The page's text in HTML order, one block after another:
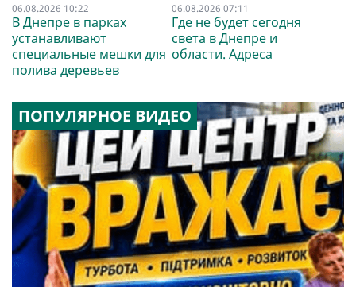
06.08.2026 10:22
В Днепре в парках
устанавливают
специальные мешки для
полива деревьев
06.08.2026 07:11
Где не будет сегодня
света в Днепре и
области. Адреса
ПОПУЛЯРНОЕ ВИДЕО